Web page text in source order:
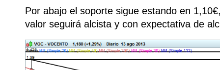
Por abajo el soporte sigue estando en
valor seguirá alcista y con expectativa de